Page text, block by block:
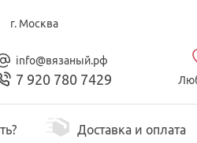
г. Москва
info@вязаный.рф
7 920 780 7429
Доставка и оплата